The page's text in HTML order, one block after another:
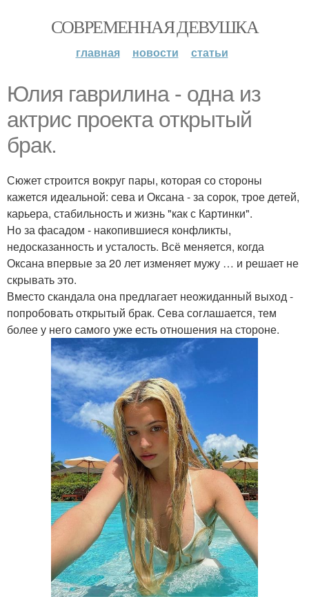
СОВРЕМЕННАЯ ДЕВУШКА
главная новости статьи
Юлия гаврилина - одна из
актрис проекта открытый
брак.
Сюжет строится вокруг пары, которая со стороны
кажется идеальной: сева и Оксана - за сорок, трое детей,
карьера, стабильность и жизнь "как с Картинки".
Но за фасадом - накопившиеся конфликты,
недосказанность и усталость. Всё меняется, когда
Оксана впервые за 20 лет изменяет мужу … и решает не
скрывать это.
Вместо скандала она предлагает неожиданный выход -
попробовать открытый брак. Сева соглашается, тем
более у него самого уже есть отношения на стороне.